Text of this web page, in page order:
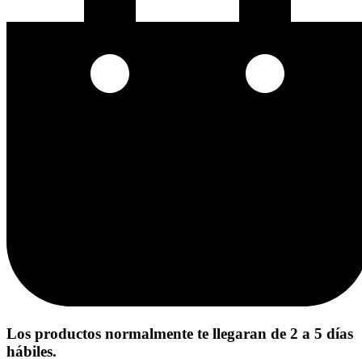
Los productos normalmente te llegaran de 2 a 5 días
hábiles.